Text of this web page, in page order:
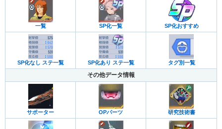
一覧 SP化一覧 SP化おすすめ
SP化なし ステ一覧 SP化あり ステ一覧 タグ別一覧
その他データ情報
サポーター OPパーツ 研究技術書